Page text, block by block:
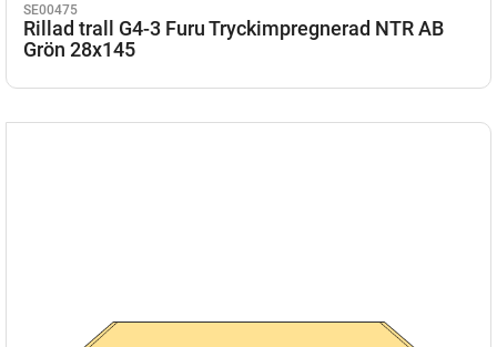
SE00475
Rillad trall G4-3 Furu Tryckimpregnerad NTR AB
Grön 28x145